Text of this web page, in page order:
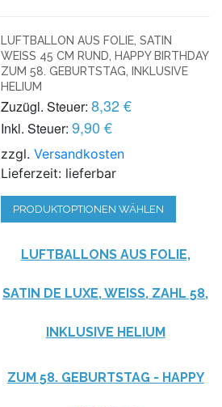
LUFTBALLON AUS FOLIE, SATIN
WEISS 45 CM RUND, HAPPY BIRTHDAY Z
UM 58. GEBURTSTAG, INKLUSIVE H
ELIUM
Zuzügl. Steuer: 8,32 €
Inkl. Steuer: 9,90 €
zzgl.Versandkosten
Lieferzeit: lieferbar
PRODUKTOPTIONEN WÄHLEN
LUFTBALLONS AUS FOLIE,
SATIN DE LUXE, WEISS, ZAHL 58, I
NKLUSIVE HELIUM
ZUM 58. GEBURTSTAG - HAPPY